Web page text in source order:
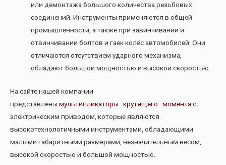
или демонтажа большого количества резьбовых
соединений. Инструменты применяются в общей
промышленности, а также при завинчивании и
отвинчивании болтов и гаек колëс автомобилей. Они
отличаются отсутствием ударного механизма,
обладают большой мощностью и высокой скоростью.
На сайте нашей компании
представлены мультипликаторы крутящего момента с
электрическим приводом, которые являются
высокотехнологичными инструментами, обладающими
малыми габаритными размерами, незначительным весом,
высокой скоростью и большой мощностью.